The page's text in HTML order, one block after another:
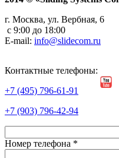
г. Москва, ул. Вербная, 6
с 9:00 до 18:00
E-mail: info@slidecom.ru
Контактные телефоны:
+7 (495) 796-61-91
+7 (903) 796-42-94
Номер телефона *